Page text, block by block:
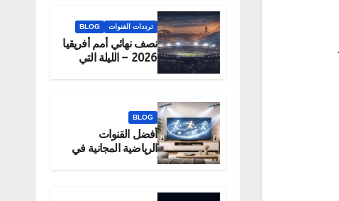
ترددات القنوات BLOG
نصف نهائي أمم أفريقيا
2026 – الليلة التي
BLOG
أفضل القنوات
الرياضية المجانية في